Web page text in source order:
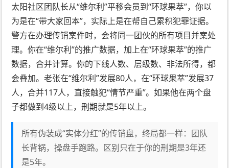
太阳社区团队长从“维尔利”平移会员到“环球果萃”，你以
为是在“带大家回本”，实际上是在帮自己累积犯罪证据。
警方在办理传销案件时，会将同一团伙的所有项目并案处
理。你在“维尔利”的推广数据，加上在“环球果萃”的推广
数据，合并计算。你的下线人数、层级数、非法所得，都
会叠加。老张在“维尔利”发展80人，在“环球果萃”发展37
人，合并117人，直接触犯“情节严重”。如果他在两个盘
子都做到4级以上，刑期就是5年以上。
所有伪装成“实体分红”的传销盘，终局都一样：团队
长背锅，操盘手跑路。区别只在于你的刑期是3年还
是5年。